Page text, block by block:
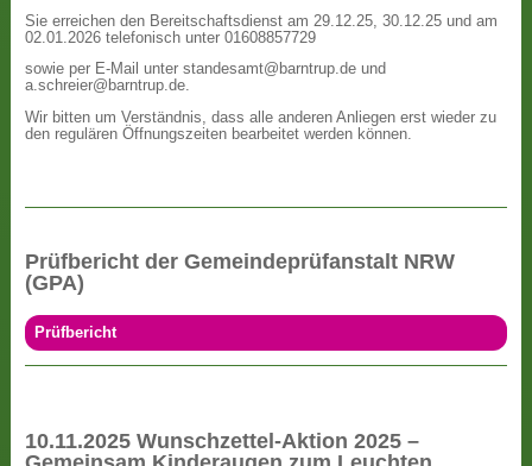
Sie erreichen den Bereitschaftsdienst am 29.12.25, 30.12.25 und am
02.01.2026 telefonisch unter 01608857729
sowie per E-Mail unter standesamt@barntrup.de und
a.schreier@barntrup.de.
Wir bitten um Verständnis, dass alle anderen Anliegen erst wieder zu
den regulären Öffnungszeiten bearbeitet werden können.
Prüfbericht der Gemeindeprüfanstalt NRW
(GPA)
Prüfbericht
10.11.2025 Wunschzettel-Aktion 2025 –